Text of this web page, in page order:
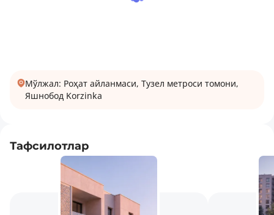
Мўлжал: Роҳат айланмаси, Тузел метроси томони,
Яшнобод Korzinka
Тафсилотлар